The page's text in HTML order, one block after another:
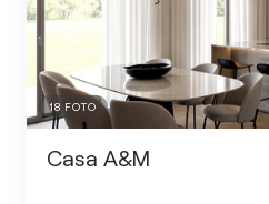
18 FOTO
Casa A&M